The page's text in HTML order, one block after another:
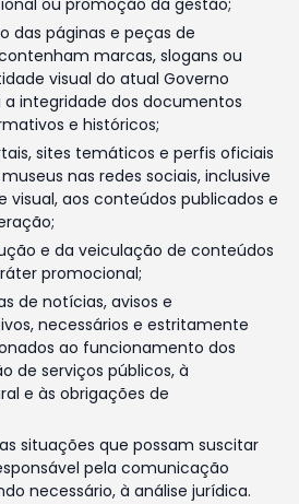
ou promoção da gestão;
das páginas e peças de
marcas, slogans ou
visual do atual Governo
a integridade dos documentos
e históricos;
sites temáticos e perfis oficiais
nas redes sociais, inclusive
visual, aos conteúdos publicados e
e da veiculação de conteúdos
promocional;
de notícias, avisos e
necessários e estritamente
ao funcionamento dos
de serviços públicos, à
e às obrigações de
situações que possam suscitar
pela comunicação
necessário, à análise jurídica.